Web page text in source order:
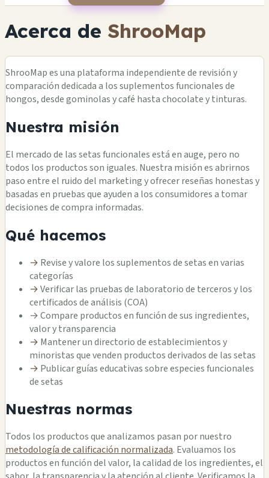
Acerca de ShrooMap
ShrooMap es una plataforma independiente de revisión y
comparación dedicada a los suplementos funcionales de
hongos, desde gominolas y café hasta chocolate y tinturas.
Nuestra misión
El mercado de las setas funcionales está en auge, pero no
todos los productos son iguales. Nuestra misión es abrirnos
paso entre el ruido del marketing y ofrecer reseñas honestas y
basadas en pruebas que ayuden a los consumidores a tomar
decisiones de compra informadas.
Qué hacemos
→ Revise y valore los suplementos de setas en varias
categorías
→Verificar las pruebas de laboratorio de terceros y los
certificados de análisis (COA)
→Compare productos en función de sus ingredientes,
valor y transparencia
→ Mantener un directorio de establecimientos y
minoristas que venden productos derivados de las setas
→ Publicar guías educativas sobre especies funcionales
de setas
Nuestras normas
Todos los productos que analizamos pasan por nuestro
metodología de calificación normalizada. Evaluamos los
productos en función del valor, la calidad de los ingredientes, el